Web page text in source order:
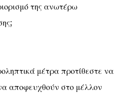
της ανωτέρω
μέτρα προτίθεστε να
αποφευχθούν στο μέλλον